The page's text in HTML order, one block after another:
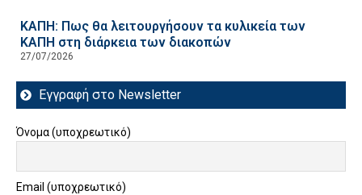
ΚΑΠΗ: Πως θα λειτουργήσουν τα κυλικεία των
ΚΑΠΗ στη διάρκεια των διακοπών
27/07/2026
Εγγραφή στο Newsletter
Όνομα (υποχρεωτικό)
Email (υποχρεωτικό)